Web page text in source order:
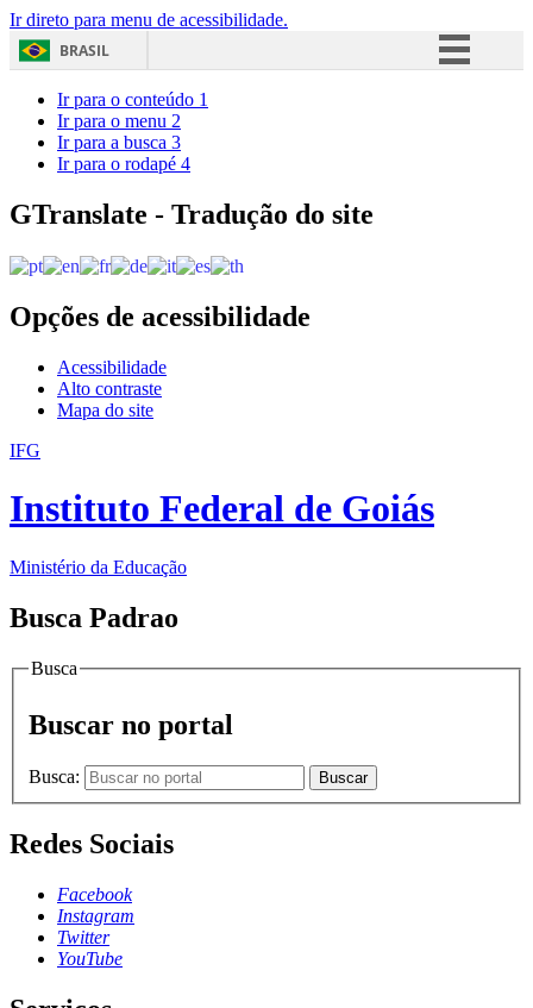
Ir direto para menu de acessibilidade.
BRASIL
Acesso à informação
Ir para o conteúdo 1
Ir para o menu 2
Ir para a busca 3
Ir para o rodapé 4
GTranslate - Tradução do site
Opções de acessibilidade
Acessibilidade
Alto contraste
Mapa do site
IFG
Instituto Federal de Goiás
Ministério da Educação
Busca Padrao
Busca
Buscar no portal
Busca: Buscar
Redes Sociais
Facebook
Instagram
Twitter
YouTube